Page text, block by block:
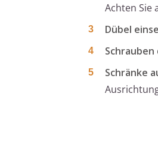
Achten Sie
Dübel
Schränke